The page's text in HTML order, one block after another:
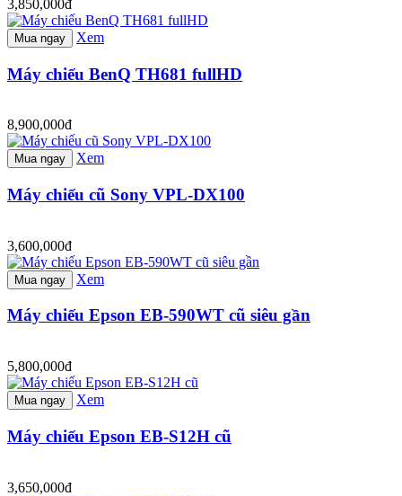
3,850,000đ
Mua ngay Xem
Máy chiếu BenQ TH681 fullHD
8,900,000đ
Mua ngay Xem
Máy chiếu cũ Sony VPL-DX100
3,600,000đ
Mua ngay Xem
Máy chiếu Epson EB-590WT cũ siêu gần
5,800,000đ
Mua ngay Xem
Máy chiếu Epson EB-S12H cũ
3,650,000đ